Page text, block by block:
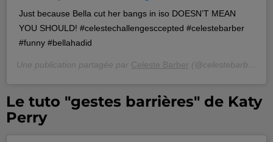
Just because Bella cut her bangs in iso DOESN’T MEAN
YOU SHOULD! #celestechallengesccepted #celestebarber
#funny #bellahadid
Une publication partagée par Celeste Barber (@celestebarber) le
Le tuto "gestes barrières" de Katy
Perry